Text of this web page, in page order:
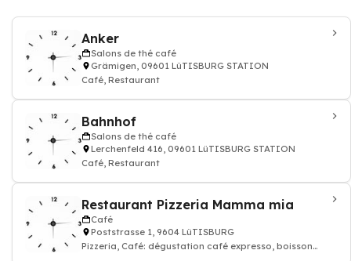
Anker
Salons de thé café
Grämigen, 09601 LüTISBURG STATION
Café, Restaurant
Bahnhof
Salons de thé café
Lerchenfeld 416, 09601 LüTISBURG STATION
Café, Restaurant
Restaurant Pizzeria Mamma mia
Café
Poststrasse 1, 9604 LüTISBURG
Pizzeria, Café: dégustation café expresso, boisson